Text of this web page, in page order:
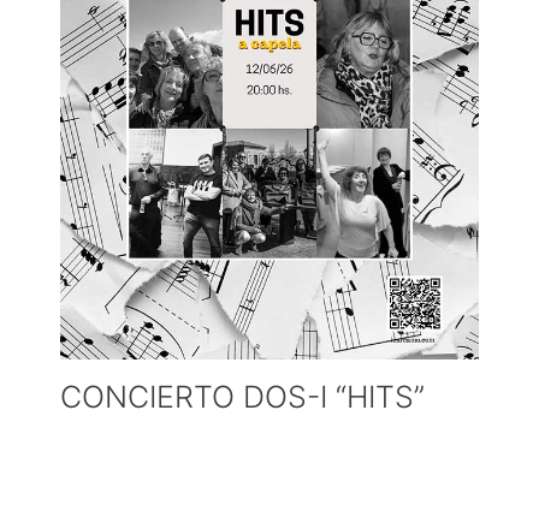
CONCIERTO DOS-I “HITS”